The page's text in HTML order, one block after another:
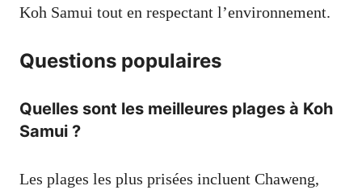
Koh Samui tout en respectant l’environnement.
Questions populaires
Quelles sont les meilleures plages à Koh
Samui ?
Les plages les plus prisées incluent Chaweng,